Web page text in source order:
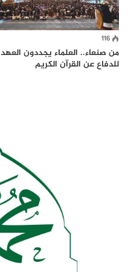
116
من صنعاء.. العلماء يجددون العهد
للدفاع عن القرآن الكريم